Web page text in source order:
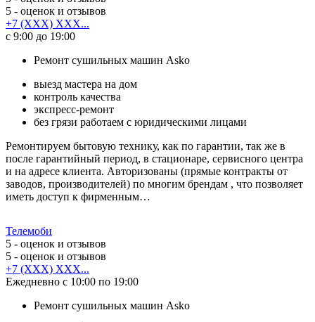
5 - оценок и отзывов
+7 (XXX) XXX...
с 9:00 до 19:00
Ремонт сушильных машин Asko
выезд мастера на дом
контроль качества
экспресс-ремонт
без грязи работаем с юридическими лицами
Ремонтируем бытовую технику, как по гарантии, так же в
после гарантийный период, в стационаре, сервисного центра
и на адресе клиента. Авторизованы (прямые контракты от
заводов, производителей) по многим брендам , что позволяет
иметь доступ к фирменным…
Телемоби
5 - оценок и отзывов
5 - оценок и отзывов
+7 (XXX) XXX...
Ежедневно с 10:00 по 19:00
Ремонт сушильных машин Asko